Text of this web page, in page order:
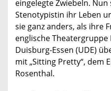
eingelegte Zwiebeln.
Stenotypistin ihr Leben
sie ganz anders, als ihre
englische
Duisburg-Essen (UDE)
mit „Sitting Pretty“, dem
Rosenthal.